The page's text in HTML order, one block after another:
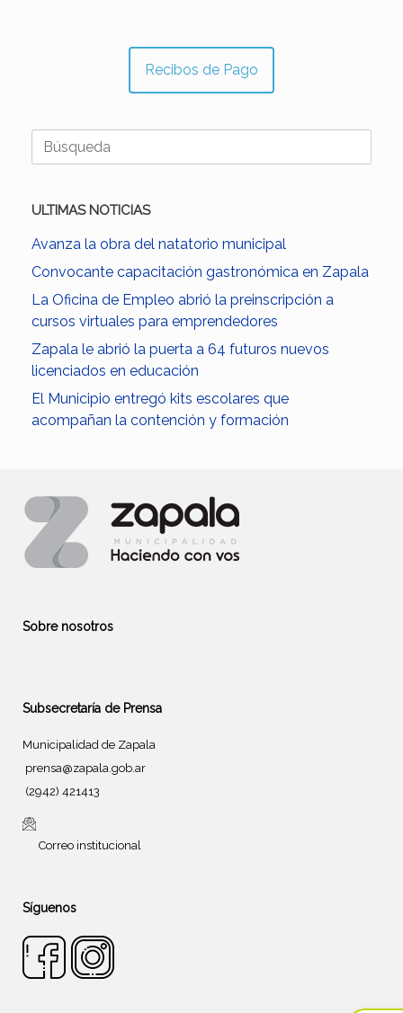
Recibos de Pago
Buscar:
ULTIMAS NOTICIAS
Avanza la obra del natatorio municipal
Convocante capacitación gastronómica en Zapala
La Oficina de Empleo abrió la preinscripción a
cursos virtuales para emprendedores
Zapala le abrió la puerta a 64 futuros nuevos
licenciados en educación
El Municipio entregó kits escolares que
acompañan la contención y formación
Sobre nosotros
Subsecretaría de Prensa
Municipalidad de Zapala
prensa@zapala.gob.ar
(2942) 421413
Correo institucional
Síguenos